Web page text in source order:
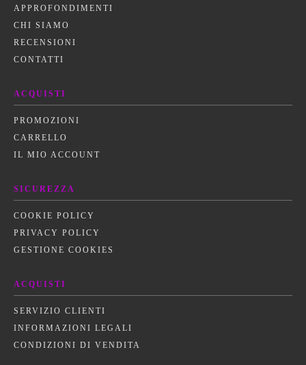
APPROFONDIMENTI
CHI SIAMO
RECENSIONI
CONTATTI
ACQUISTI
PROMOZIONI
CARRELLO
IL MIO ACCOUNT
SICUREZZA
COOKIE POLICY
PRIVACY POLICY
GESTIONE COOKIES
ACQUISTI
SERVIZIO CLIENTI
INFORMAZIONI LEGALI
CONDIZIONI DI VENDITA